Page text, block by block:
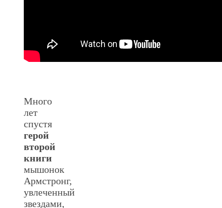
Много
лет
спустя
герой
второй
книги
мышонок
Армстронг,
увлеченный
звездами,